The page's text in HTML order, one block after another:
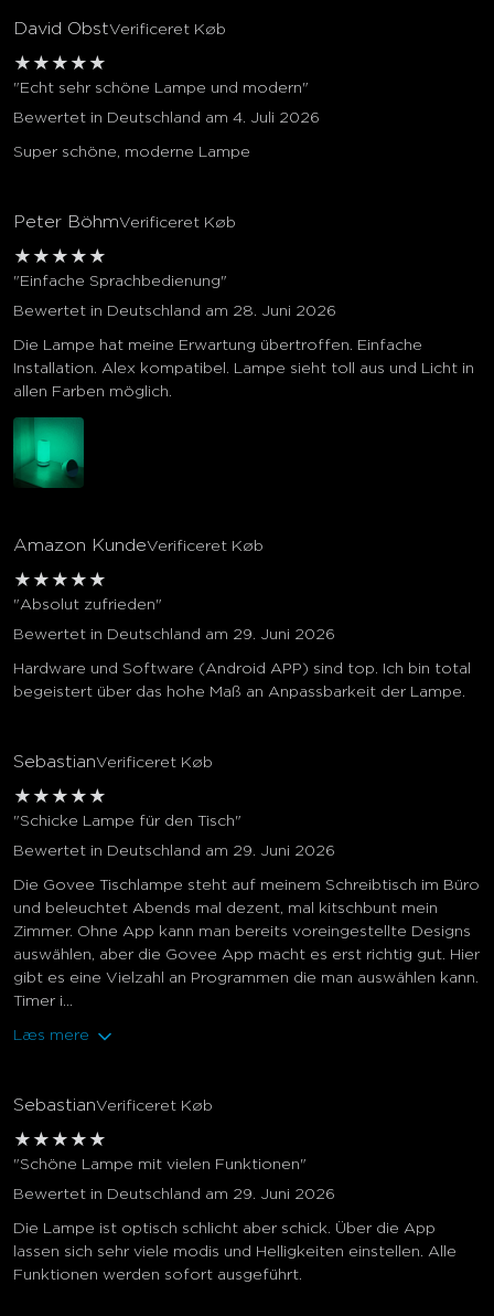
David ObstVerificeret Køb
★ ★ ★ ★ ★
"Echt sehr schöne Lampe und modern"
Bewertet in Deutschland am 4. Juli 2026
Super schöne, moderne Lampe
Peter BöhmVerificeret Køb
★ ★ ★ ★ ★
"Einfache Sprachbedienung"
Bewertet in Deutschland am 28. Juni 2026
Die Lampe hat meine Erwartung übertroffen. Einfache
Installation. Alex kompatibel. Lampe sieht toll aus und Licht in
allen Farben möglich.
Amazon KundeVerificeret Køb
★ ★ ★ ★ ★
"Absolut zufrieden"
Bewertet in Deutschland am 29. Juni 2026
Hardware und Software (Android APP) sind top. Ich bin total
begeistert über das hohe Maß an Anpassbarkeit der Lampe.
SebastianVerificeret Køb
★ ★ ★ ★ ★
"Schicke Lampe für den Tisch"
Bewertet in Deutschland am 29. Juni 2026
Die Govee Tischlampe steht auf meinem Schreibtisch im Büro
und beleuchtet Abends mal dezent, mal kitschbunt mein
Zimmer. Ohne App kann man bereits voreingestellte Designs
auswählen, aber die Govee App macht es erst richtig gut. Hier
gibt es eine Vielzahl an Programmen die man auswählen kann.
Timer i...
Læs mere
SebastianVerificeret Køb
★ ★ ★ ★ ★
"Schöne Lampe mit vielen Funktionen"
Bewertet in Deutschland am 29. Juni 2026
Die Lampe ist optisch schlicht aber schick. Über die App
lassen sich sehr viele modis und Helligkeiten einstellen. Alle
Funktionen werden sofort ausgeführt.